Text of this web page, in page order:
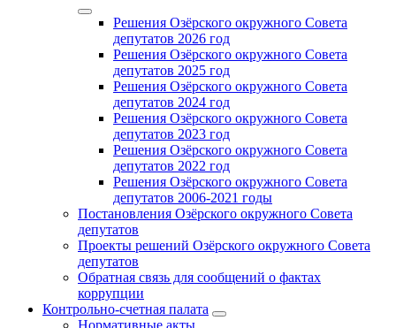
Решения Озёрского окружного Совета
депутатов 2026 год
Решения Озёрского окружного Совета
депутатов 2025 год
Решения Озёрского окружного Совета
депутатов 2024 год
Решения Озёрского окружного Совета
депутатов 2023 год
Решения Озёрского окружного Совета
депутатов 2022 год
Решения Озёрского окружного Совета
депутатов 2006-2021 годы
Постановления Озёрского окружного Совета
депутатов
Проекты решений Озёрского окружного Совета
депутатов
Обратная связь для сообщений о фактах
коррупции
Контрольно-счетная палата